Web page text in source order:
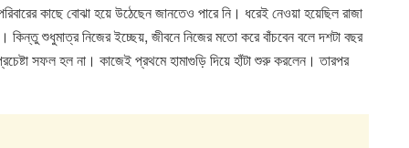
কাছে বোঝা হয়ে উঠেছেন জানতেও পারে নি। ধরেই নেওয়া হয়েছিল রাজা
কিন্তু শুধুমাত্র নিজের ইচ্ছেয়, জীবনে নিজের মতো করে বাঁচবেন বলে দশটা বছর
সফল হল না। কাজেই প্রথমে হামাগুড়ি দিয়ে হাঁটা শুরু করলেন। তারপর